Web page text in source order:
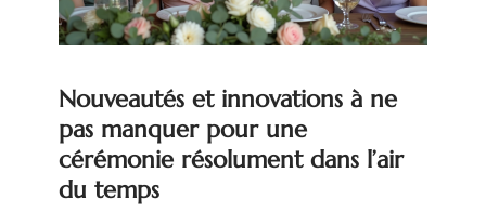
Nouveautés et innovations à ne
pas manquer pour une
cérémonie résolument dans l’air
du temps